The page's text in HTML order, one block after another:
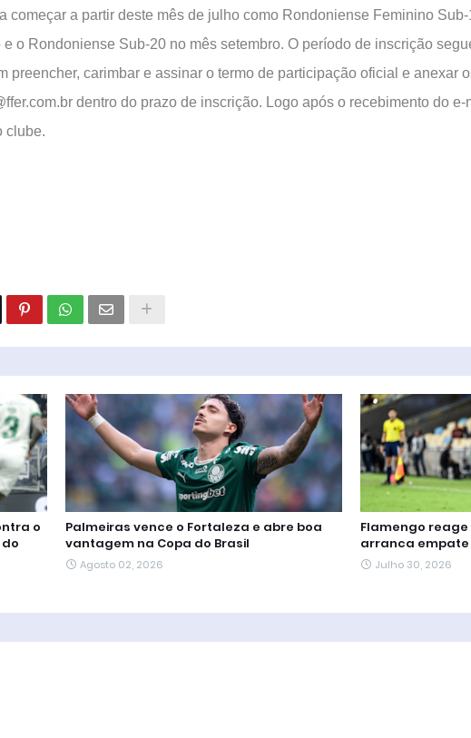
começar a partir deste mês de julho como Rondoniense Feminino
o Rondoniense Sub-20 no mês setembro. O período de inscrição
preencher, carimbar e assinar o termo de participação oficial e anexar
dentro do prazo de inscrição. Logo após o recebimento do
clube.
o
Palmeiras vence o Fortaleza e abre boa
vantagem na Copa do Brasil
Agosto 02, 2026
Flamengo
arranca
Julho 30, 2026